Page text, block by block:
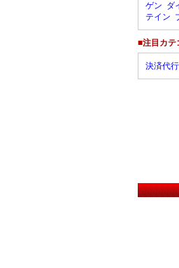
ゲン ダ
テイン
■注目カテ
決済代行